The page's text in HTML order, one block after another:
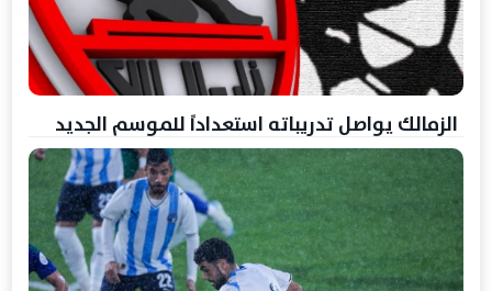
الزمالك يواصل تدريباته استعداداً للموسم الجديد